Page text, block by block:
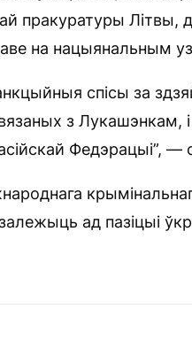
пракуратуры Літвы,
на нацыянальным
спісы за
з Лукашэнкам, і
Федэрацыі”,
ад пазіцыі